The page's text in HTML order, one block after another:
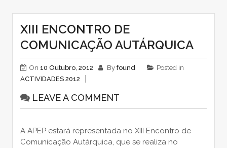
XIII ENCONTRO DE
COMUNICAÇÃO AUTÁRQUICA
On 10 Outubro, 2012 By found
Posted in
ACTIVIDADES 2012
LEAVE A COMMENT
A APEP estará representada no XIII Encontro de
Comunicação Autárquica, que se realiza no